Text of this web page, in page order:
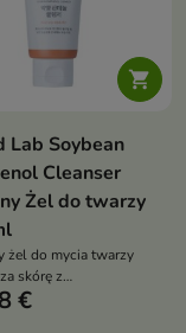

Lab Soybean
Cleanser
Żel do twarzy
żel do mycia twarzy
skórę z
nadmiaru
€